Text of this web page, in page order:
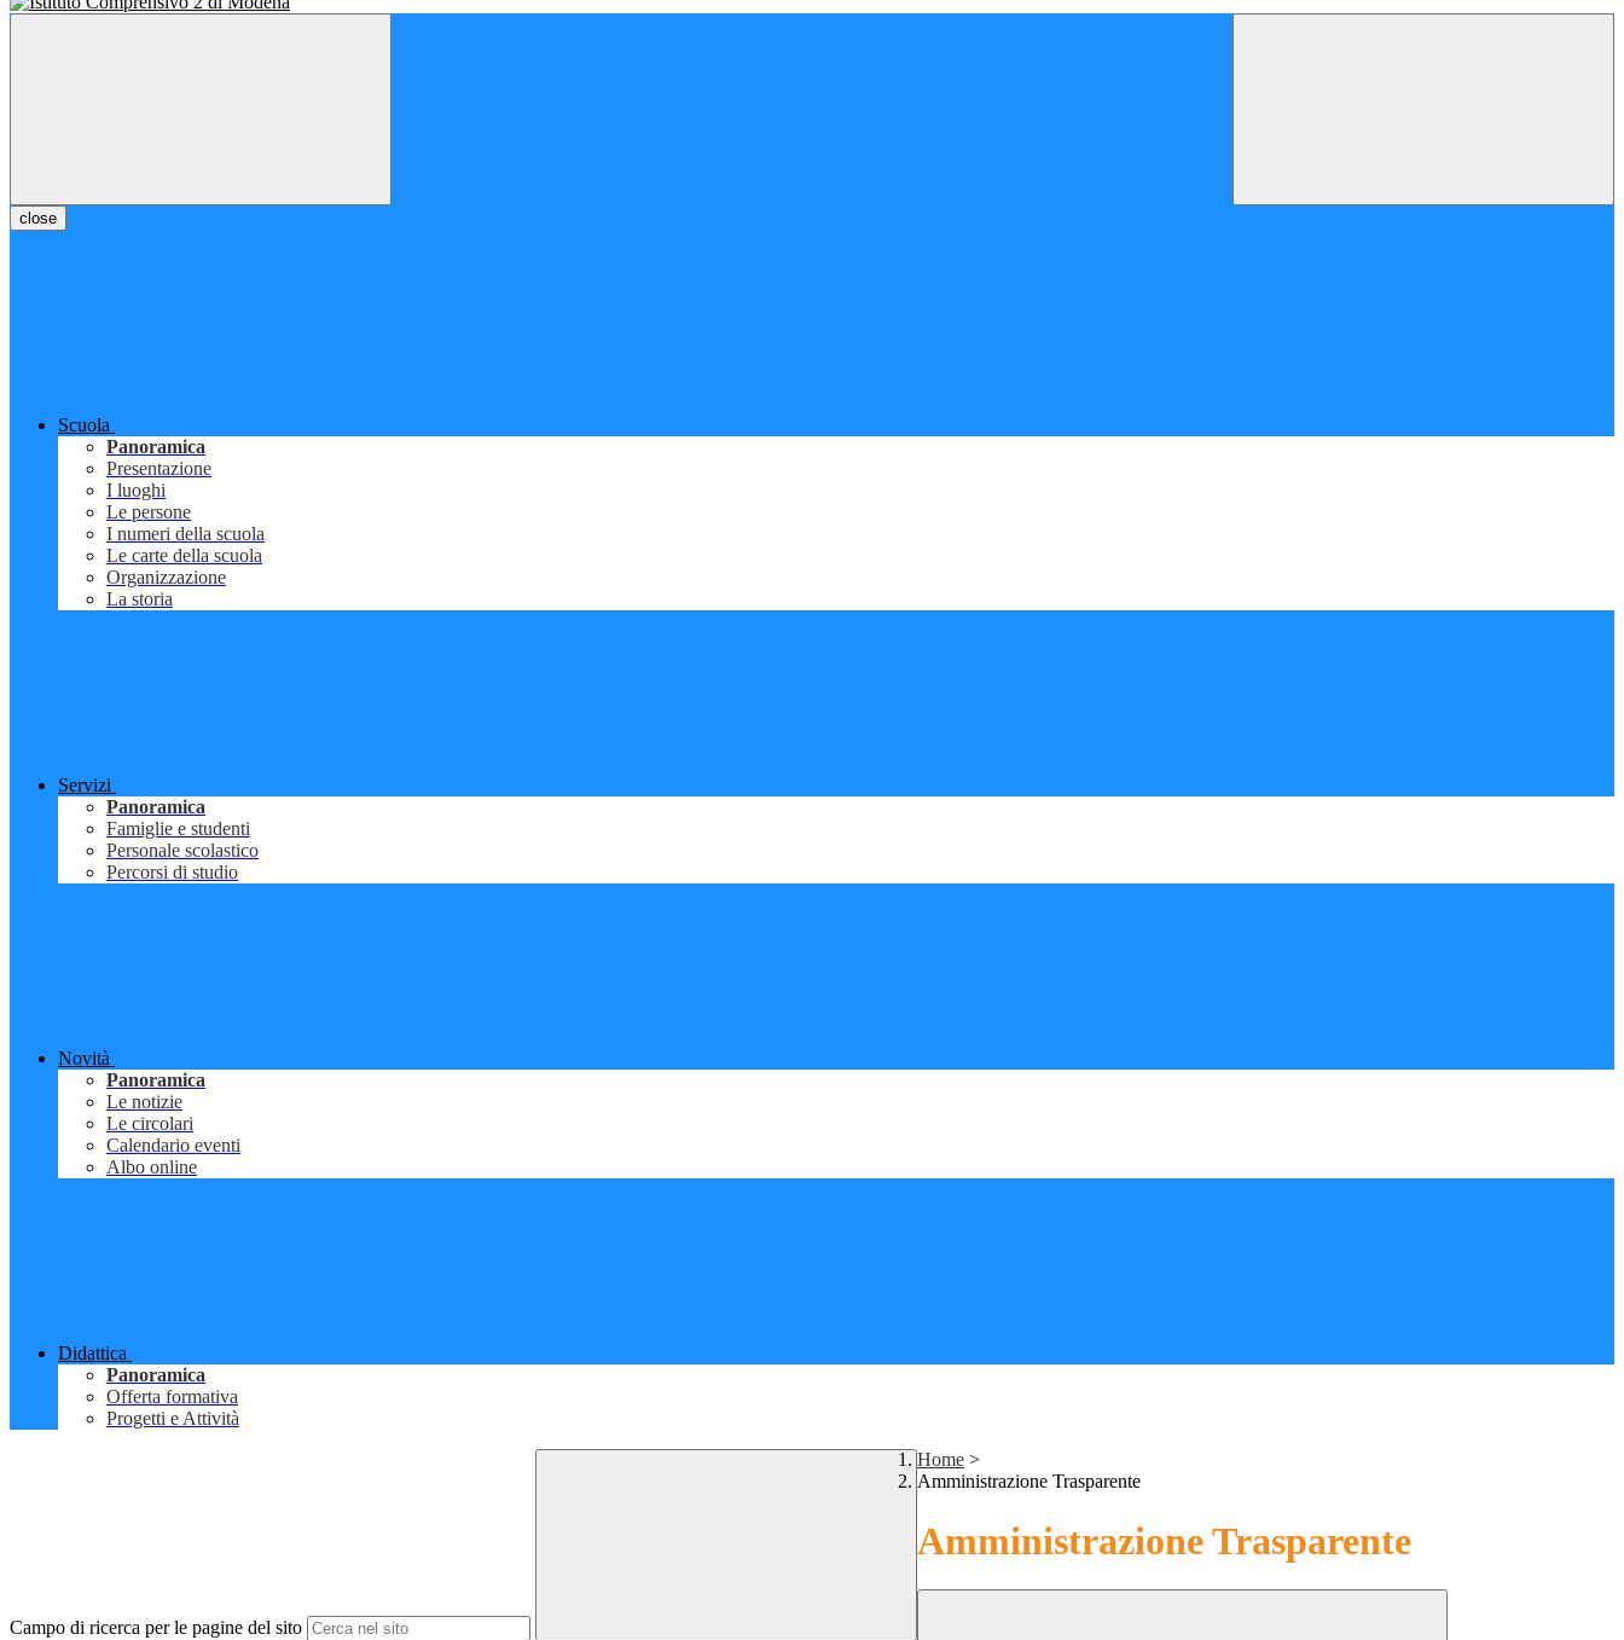
close
Scuola
Panoramica
Presentazione
I luoghi
Le persone
I numeri della scuola
Le carte della scuola
Organizzazione
La storia
Servizi
Panoramica
Famiglie e studenti
Personale scolastico
Percorsi di studio
Novità
Panoramica
Le notizie
Le circolari
Calendario eventi
Albo online
Didattica
Panoramica
Offerta formativa
Progetti e Attività
Campo di ricerca per le pagine del sito
Home >
Amministrazione Trasparente
Amministrazione Trasparente